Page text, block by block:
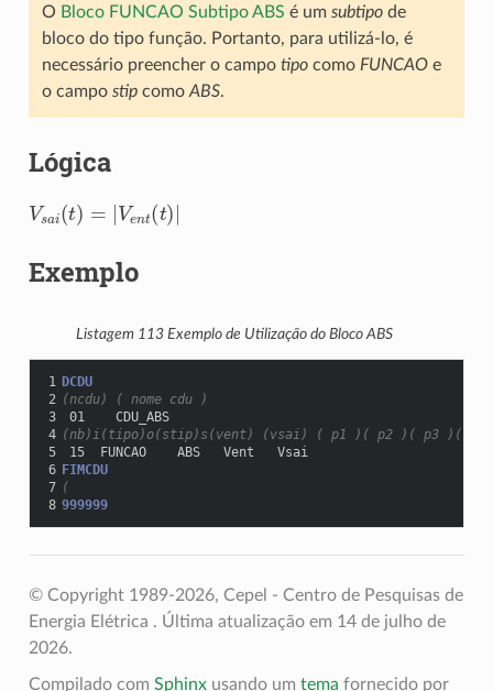
O Bloco FUNCAO Subtipo ABS é um subtipode
bloco do tipo função. Portanto, para utilizá-lo, é
necessário preencher o campo tipocomo FUNCAOe
o campo stipcomo ABS.
Lógica
Vs i( t) Ven t )|
Exemplo
Listagem 113 Exemplo de Utilização do Bloco ABS
1 DCDU
2 (ncdu) ( nome cdu )
3
01    CDU_ABS
4 (nb)i(tipo)o(stip)s(vent) (vsai) ( p1 )( p2 )( p3 )( p4 )
5
15  FUNCAO    ABS   Vent   Vsai
6 FIMCDU
7 (
8 999999
© Copyright 1989-2026, Cepel - Centro de Pesquisas de
Energia Elétrica . Última atualização em 14 de julho de
2026.
Compilado com Sphinxusando um tema fornecido por